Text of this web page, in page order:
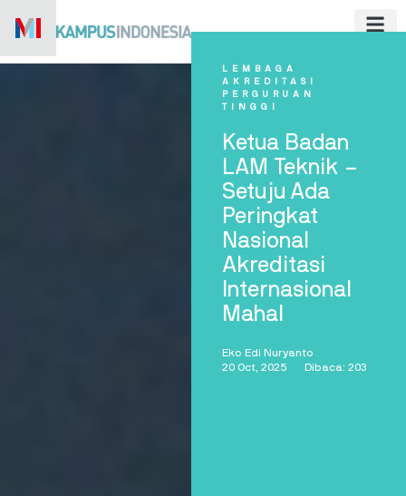
LEMBAGA
AKREDITASI
PERGURUAN
TINGGI
Ketua Badan
LAM Teknik –
Setuju Ada
Peringkat
Nasional
Akreditasi
Internasional
Mahal
Eko Edi Nuryanto
20 Oct, 2025
Dibaca: 203